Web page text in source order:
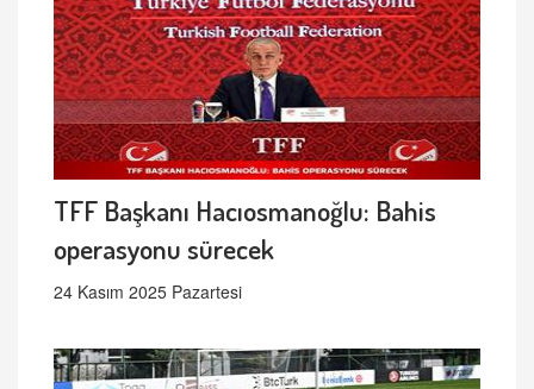
TFF Başkanı Hacıosmanoğlu: Bahis
operasyonu sürecek
24 Kasım 2025 Pazartesi